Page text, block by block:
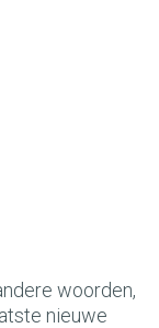
woorden,
nieuwe